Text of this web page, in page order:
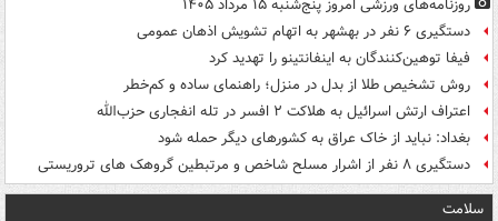
روزنامه‌های ورزشی امروز پنج‌شنبه ۱۵ مرداد ۱۴۰۵
دستگیری ۶ نفر در بهشهر به اتهام تشویش اذهان عمومی
فیفا توهین‌کنندگان به اینفانتینو را تهدید کرد
روش تشخیص طلا از بدل در منزل؛ راهنمای ساده و کم‌خطر
اعتراف ارتش اسرائیل به هلاکت ۲ افسر در تله انفجاری حزب‌الله
بغداد: نباید از خاک عراق به کشورهای دیگر حمله شود
دستگیری ۸ نفر از اشرار مسلح شاخص و مرتبطین گروهک های تروریستی
سلامت